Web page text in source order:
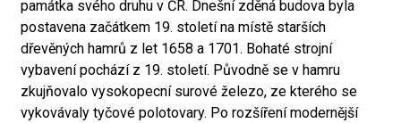
památka svého druhu v ČR. Dnešní zděná budova byla
postavena začátkem 19. století na místě starších
dřevěných hamrů z let 1658 a 1701. Bohaté strojní
vybavení pochází z 19. století. Původně se v hamru
zkujňovalo vysokopecní surové železo, ze kterého se
vykovávaly tyčové polotovary. Po rozšíření modernější